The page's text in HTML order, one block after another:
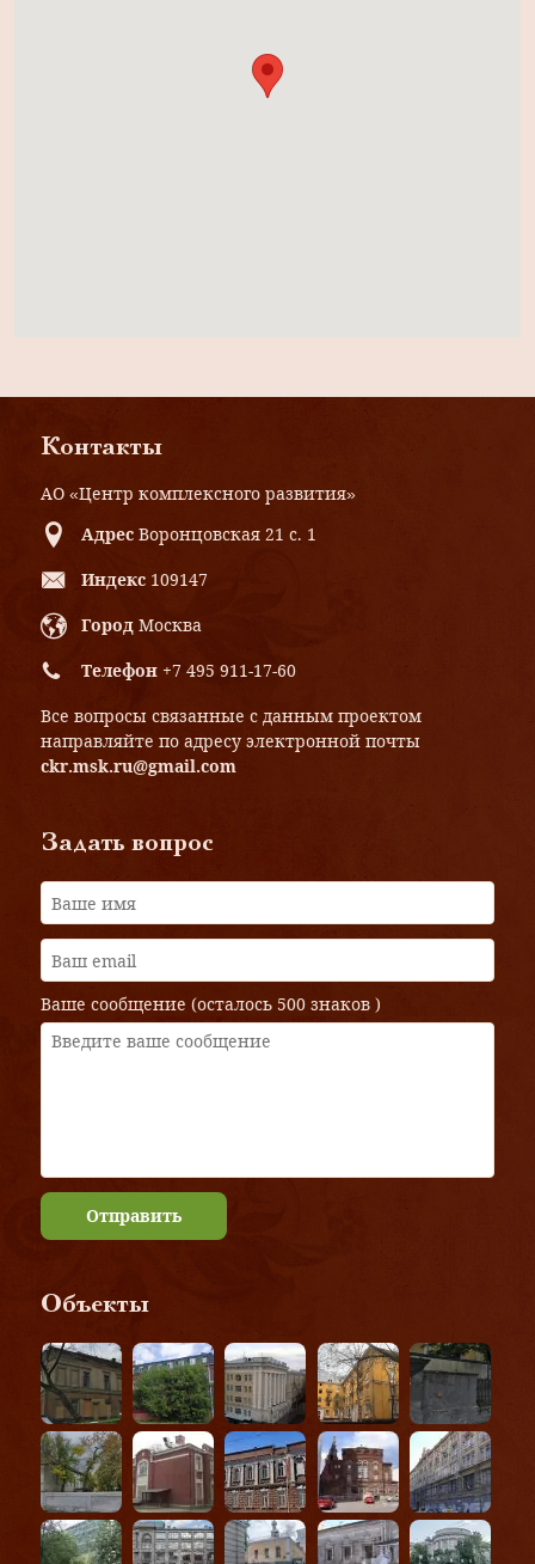
Контакты
АО «Центр комплексного развития»
Адрес Воронцовская 21 с. 1
Индекс 109147
Город Москва
Телефон +7 495 911-17-60
Все вопросы связанные с данным проектом
направляйте по адресу электронной почты
ckr.msk.ru@gmail.com
Задать вопрос
Ваше сообщение (осталось 500 знаков )
Отправить
Объекты